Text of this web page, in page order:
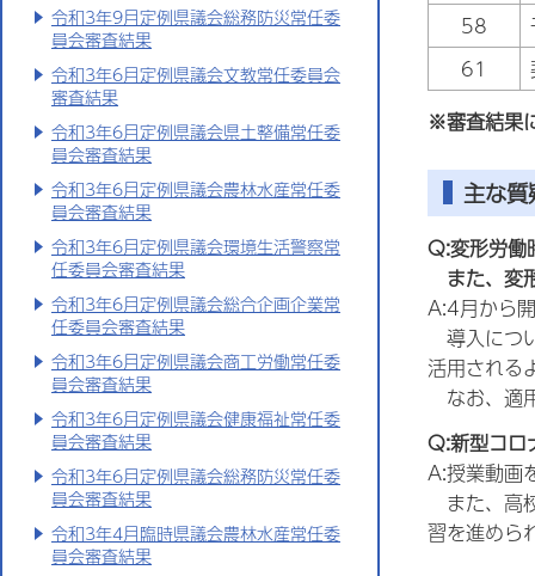
令和3年9月定例県議会総務防災常任委
員会審査結果
令和3年6月定例県議会文教常任委員会
審査結果
令和3年6月定例県議会県土整備常任委
員会審査結果
令和3年6月定例県議会農林水産常任委
員会審査結果
令和3年6月定例県議会環境生活警察常
任委員会審査結果
令和3年6月定例県議会総合企画企業常
任委員会審査結果
令和3年6月定例県議会商工労働常任委
員会審査結果
令和3年6月定例県議会健康福祉常任委
員会審査結果
令和3年6月定例県議会総務防災常任委
員会審査結果
令和3年4月臨時県議会農林水産常任委
員会審査結果
58
61
※審査結果
主な
Q:変形労働
また、変
A:4月から
導入につ
活用される
なお、適
Q:新型コロ
A:授業動画
また、高
習を進めら